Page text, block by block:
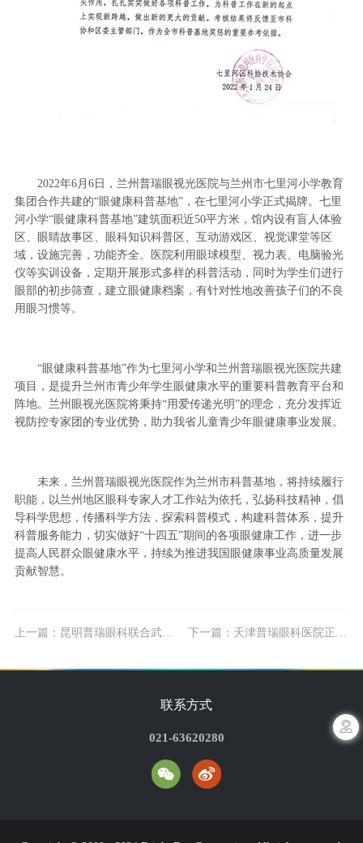
2022年6月6日，兰州普瑞眼视光医院与兰州市七里河小学教育
集团合作共建的“眼健康科普基地”，在七里河小学正式揭牌。七里
河小学“眼健康科普基地”建筑面积近50平方米，馆内设有盲人体验
区、眼睛故事区、眼科知识科普区、互动游戏区、视觉课堂等区
域，设施完善，功能齐全。医院利用眼球模型、视力表、电脑验光
仪等实训设备，定期开展形式多样的科普活动，同时为学生们进行
眼部的初步筛查，建立眼健康档案，有针对性地改善孩子们的不良
用眼习惯等。
“眼健康科普基地”作为七里河小学和兰州普瑞眼视光医院共建
项目，是提升兰州市青少年学生眼健康水平的重要科普教育平台和
阵地。兰州眼视光医院将秉持“用爱传递光明”的理念，充分发挥近
视防控专家团的专业优势，助力我省儿童青少年眼健康事业发展。
未来，兰州普瑞眼视光医院作为兰州市科普基地，将持续履行
职能，以兰州地区眼科专家人才工作站为依托，弘扬科技精神，倡
导科学思想，传播科学方法，探索科普模式，构建科普体系，提升
科普服务能力，切实做好“十四五”期间的各项眼健康工作，进一步
提高人民群众眼健康水平，持续为推进我国眼健康事业高质量发展
贡献智慧。
上一篇：昆明普瑞眼科联合武成小学教育集团龙泉路校区共建“青少年眼健康综合实践活动基地”
联系方式
021-63620280